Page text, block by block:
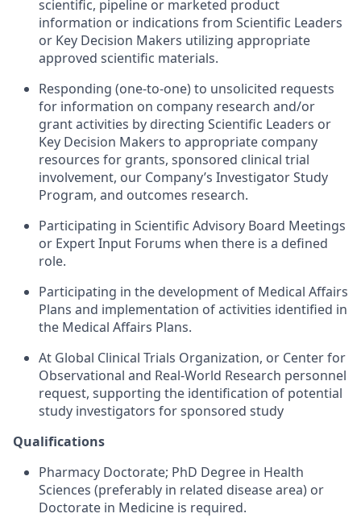
scientific, pipeline or marketed product
information or indications from Scientific Leaders
or Key Decision Makers utilizing appropriate
approved scientific materials.
Responding (one-to-one) to unsolicited requests
for information on company research and/or
grant activities by directing Scientific Leaders or
Key Decision Makers to appropriate company
resources for grants, sponsored clinical trial
involvement, our Company’s Investigator Study
Program, and outcomes research.
Participating in Scientific Advisory Board Meetings
or Expert Input Forums when there is a defined
role.
Participating in the development of Medical Affairs
Plans and implementation of activities identified in
the Medical Affairs Plans.
At Global Clinical Trials Organization, or Center for
Observational and Real-World Research personnel
request, supporting the identification of potential
study investigators for sponsored study
Qualifications
Pharmacy Doctorate; PhD Degree in Health
Sciences (preferably in related disease area) or
Doctorate in Medicine is required.